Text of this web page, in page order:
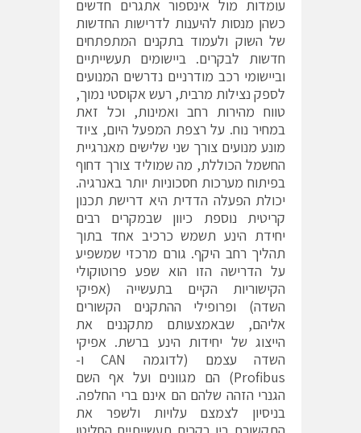
עומדות מול אינספור אתגרים חדשים
כשהן מנסות להיענות לדרישות החדשות
של השוק ולעמוד בתקנים המתפתחים
חדשות לבקרים. ביישומים תעשייתיים
וביישומי רכב מודרניים נדרשים המנועים
לספק נצילות מרבית, רעש אקוסטי נמוך,
טווח מהירות רחב ואמינות, וכל זאת
במחיר נוח. על רצפת המפעל היום, ציוד
מונע מנועים צורך שני שלישים מאנרגיית
החשמל הכוללת, מה שמוליד צורך דחוף
בפיתוח מערכות חסכוניות יותר באנרגיה.
יכולת הפעלה הדדית היא דרישת תכנון
קריטית נוספת כיוון שבמקרים רבים
יחידת הינע תשמש כרכיב אחד בתוך
תהליך רחב היקף. גורם מרכזי שמשפיע
על הדרישה הזו הוא שפע פרוטוקולי
הקישוריות הקיים בתעשייה (אפיקי
השדה) ופרופילי ההתקנים הקשורים
אליהם, שבאמצעותם מתקננים את
הייצוג של יחידות הינע ברשת. אפיקי
השדה עצמם (לדוגמה CAN ו-
Profibus) הם מגוונים ועל אף השם
הגנרי הזהה שלהם הם אינם ברי החלפה.
בניסיון לצמצם עלויות ולשפר את